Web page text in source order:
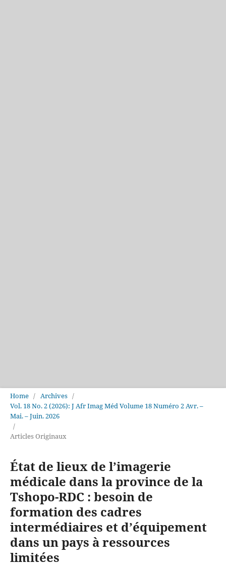
Home / Archives /
Vol. 18 No. 2 (2026): J Afr Imag Méd Volume 18 Numéro 2 Avr. –
Mai. – Juin. 2026
/
Articles Originaux
État de lieux de l’imagerie
médicale dans la province de la
Tshopo-RDC : besoin de
formation des cadres
intermédiaires et d’équipement
dans un pays à ressources
limitées